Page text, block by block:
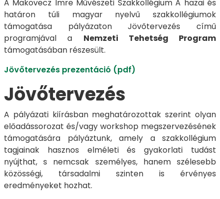
A Makovecz Imre Művészeti Szakkollégium A hazai és
határon túli magyar nyelvű szakkollégiumok
támogatása pályázaton Jövőtervezés című
programjával a Nemzeti Tehetség Program
támogatásában részesült.
Jövőtervezés prezentáció (pdf)
Jövőtervezés
A pályázati kiírásban meghatározottak szerint olyan
előadássorozat és/vagy workshop megszervezésének
támogatására pályáztunk, amely a szakkollégium
tagjainak hasznos elméleti és gyakorlati tudást
nyújthat, s nemcsak személyes, hanem szélesebb
közösségi, társadalmi szinten is érvényes
eredményeket hozhat.